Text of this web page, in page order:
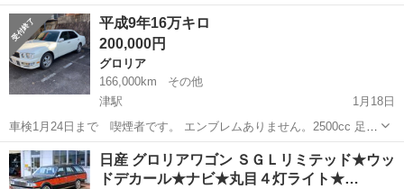
状わたしになります。興味ある方はしっかりご確認の上連絡くださ
い。お願いします。 走る曲がる止まる確認 排気量 3,000 ccタボー 年
式 平成11年 (1...
三重 津市 関ノ宮駅 グロリア
平成9年16万キロ
200,000円
グロリア
166,000km
その他
津駅
1月18日
車検1月24日まで 喫煙者です。 エンブレムありません。2500cc 足周
りガタ音ありシートベルトランプたまに点滅します。 スピーカー無し
オイル漏れ有り フルノーマル。 24日昼以降取りに来てくれる人希望
見てから値段交渉...
三重 津市 津駅 グロリア
日産 グロリアワゴン ＳＧＬリミテッド★ウッ
ドデカール★ナビ★丸目４灯ライト★…